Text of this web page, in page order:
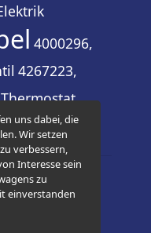
uns dabei, die
Wir setzen
verbessern,
Interesse sein
zu
einverstanden
4000296,
4267223,